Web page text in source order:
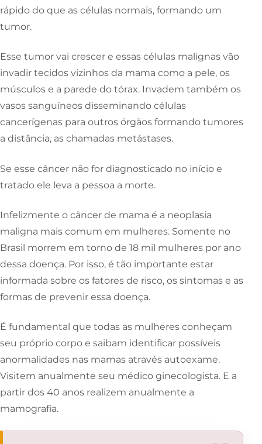
rápido do que as células normais, formando um
tumor.
Esse tumor vai crescer e essas células malignas vão
invadir tecidos vizinhos da mama como a pele, os
músculos e a parede do tórax. Invadem também os
vasos sanguíneos disseminando células
cancerígenas para outros órgãos formando tumores
a distância, as chamadas metástases.
Se esse câncer não for diagnosticado no início e
tratado ele leva a pessoa a morte.
Infelizmente o câncer de mama é a neoplasia
maligna mais comum em mulheres. Somente no
Brasil morrem em torno de 18 mil mulheres por ano
dessa doença. Por isso, é tão importante estar
informada sobre os fatores de risco, os sintomas e as
formas de prevenir essa doença.
É fundamental que todas as mulheres conheçam
seu próprio corpo e saibam identificar possíveis
anormalidades nas mamas através autoexame.
Visitem anualmente seu médico ginecologista. E a
partir dos 40 anos realizem anualmente a
mamografia.